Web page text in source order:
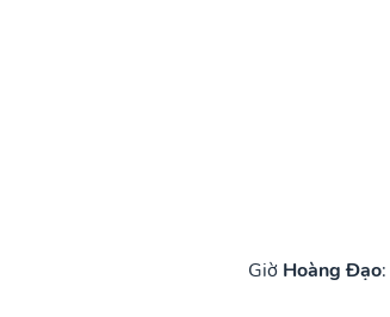
Giờ Hoàng Đạo: